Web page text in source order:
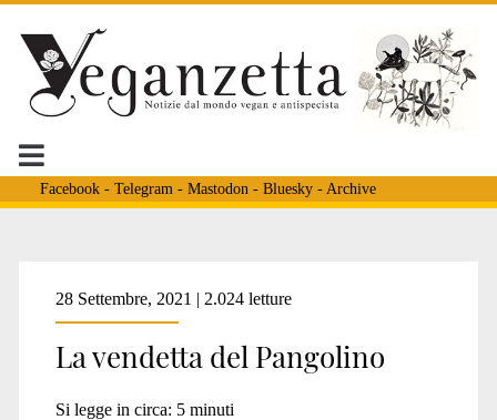
Facebook- Telegram - Mastodon - Bluesky- Archive
Tag:
<span>scaglie
28 Settembre, 2021 | 2.024 letture
La vendetta del Pangolino
Si legge in circa: 5 minuti